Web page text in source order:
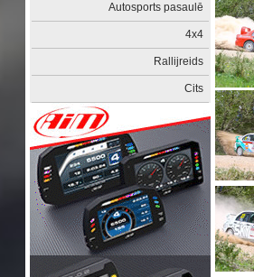
Autosports pasaulē
4x4
Rallijreids
Cits